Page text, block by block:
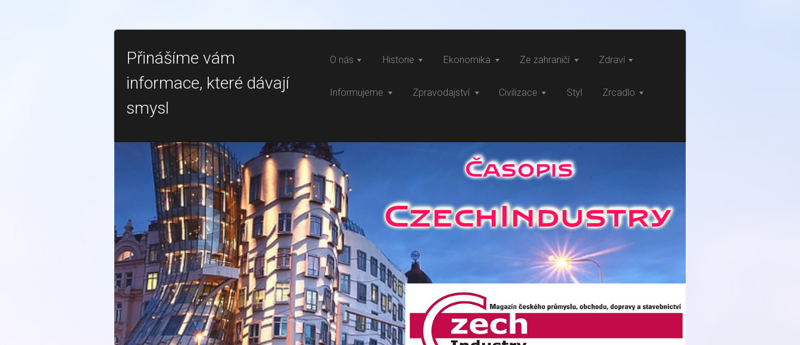
Přinášíme vám
informace, které dávají
smysl
O nás Historie Ekonomika Ze zahraničí Zdraví
Informujeme Zpravodajství Civilizace Styl Zrcadlo